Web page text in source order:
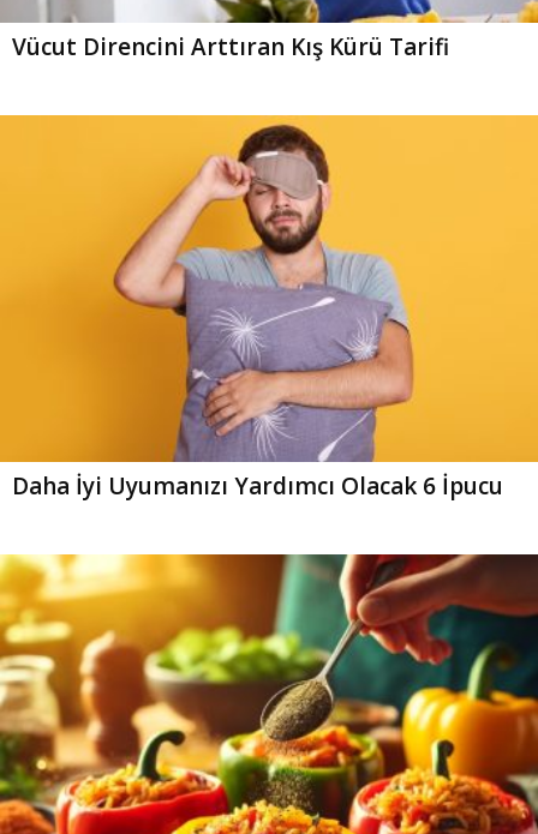
Vücut Direncini Arttıran Kış Kürü Tarifi
Daha İyi Uyumanızı Yardımcı Olacak 6 İpucu